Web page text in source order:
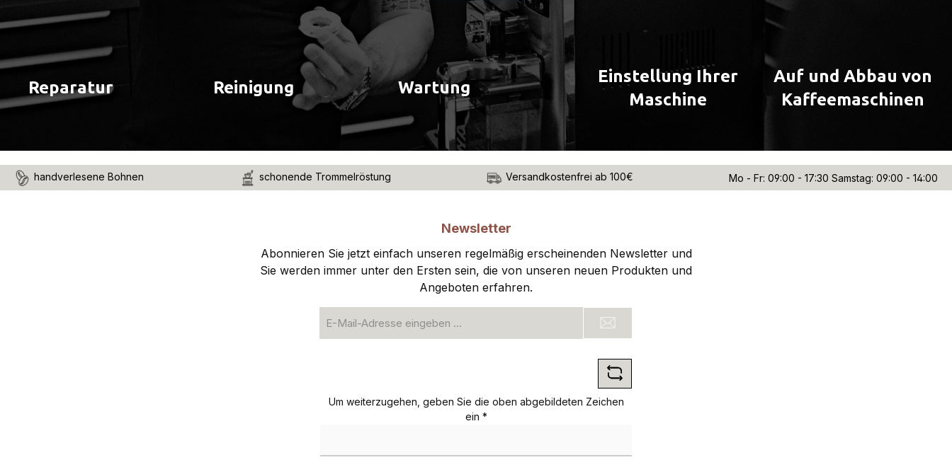
Reparatur Reinigung Wartung
Einstellung Ihrer
Maschine
Auf und Abbau von
Kaffeemaschinen
handverlesene Bohnen schonende Trommelröstung Versandkostenfrei ab 100€ Mo - Fr: 09:00 - 17:30 Samstag: 09:00 - 14:00
Newsletter
Abonnieren Sie jetzt einfach unseren regelmäßig erscheinenden Newsletter und
Sie werden immer unter den Ersten sein, die von unseren neuen Produkten und
Angeboten erfahren.
Mail-
Um weiterzugehen, geben Sie die oben abgebildeten Zeichen
ein *